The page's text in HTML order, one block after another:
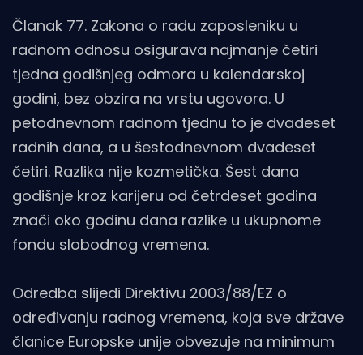
Članak 77. Zakona o radu zaposleniku u
radnom odnosu osigurava najmanje četiri
tjedna godišnjeg odmora u kalendarskoj
godini, bez obzira na vrstu ugovora. U
petodnevnom radnom tjednu to je dvadeset
radnih dana, a u šestodnevnom dvadeset
četiri. Razlika nije kozmetička. Šest dana
godišnje kroz karijeru od četrdeset godina
znači oko godinu dana razlike u ukupnome
fondu slobodnog vremena.
Odredba slijedi Direktivu 2003/88/EZ o
određivanju radnog vremena, koja sve države
članice Europske unije obvezuje na minimum